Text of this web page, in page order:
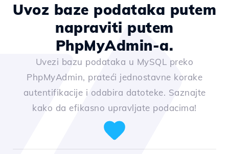
Uvoz baze podataka putem
napraviti putem
PhpMyAdmin-a.
Uvezi bazu podataka u MySQL preko
PhpMyAdmin, prateći jednostavne korake
autentifikacije i odabira datoteke. Saznajte
kako da efikasno upravljate podacima!